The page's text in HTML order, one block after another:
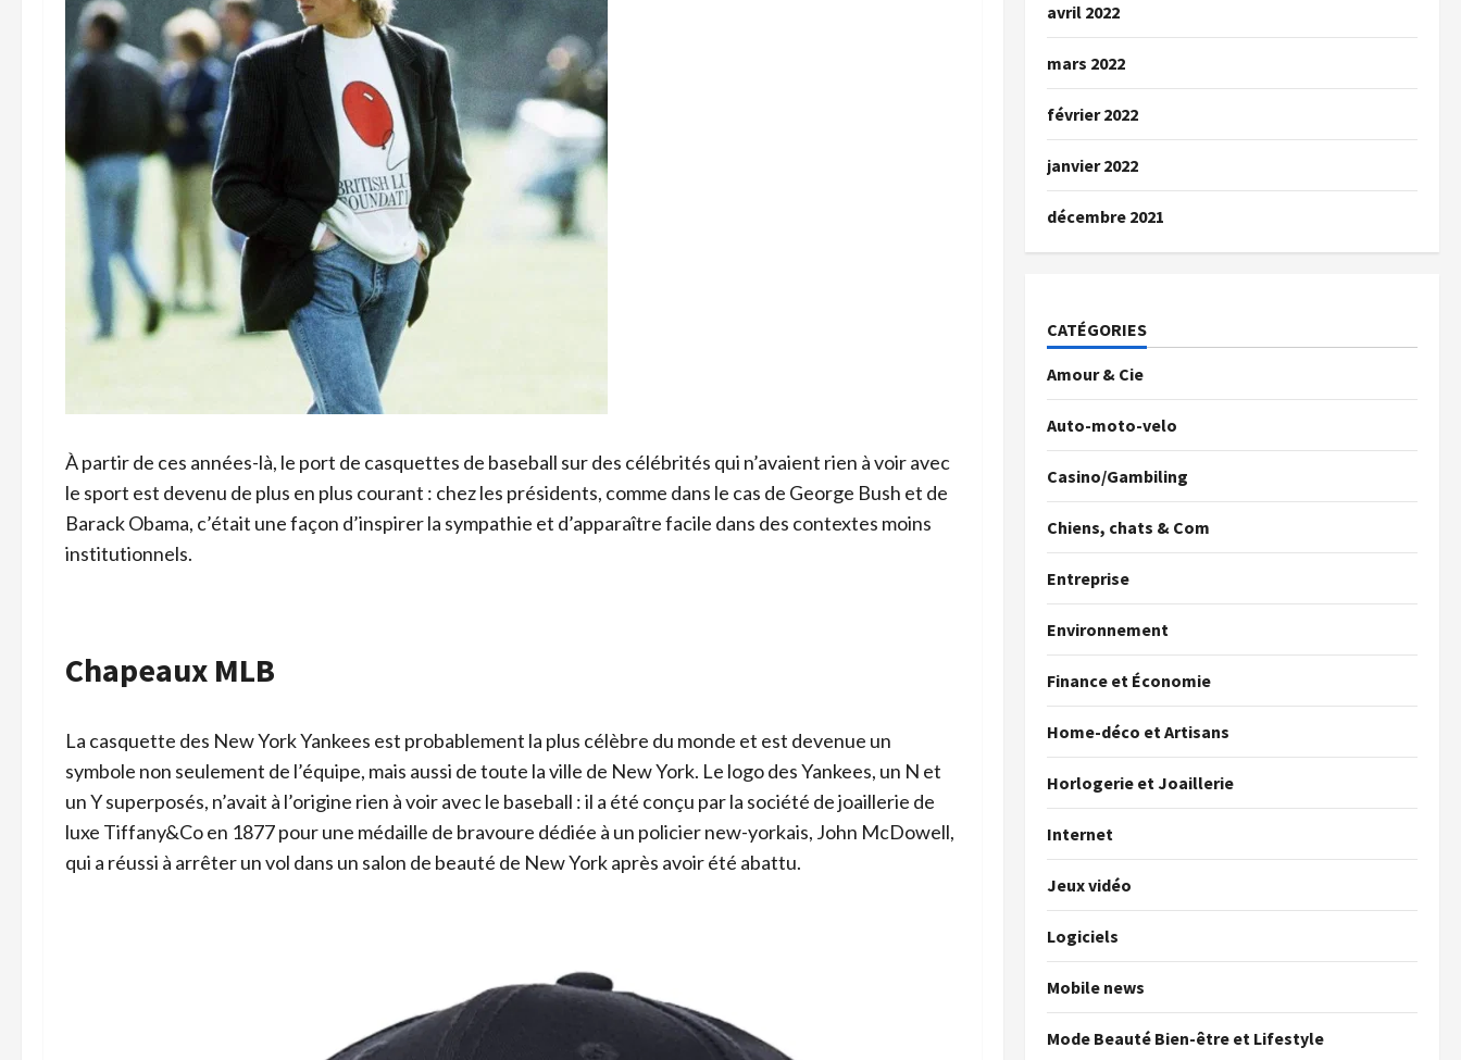
À partir de ces années-là, le port de casquettes de baseball sur des célébrités qui n’avaient rien à voir avec
le sport est devenu de plus en plus courant : chez les présidents, comme dans le cas de George Bush et de
Barack Obama, c’était une façon d’inspirer la sympathie et d’apparaître facile dans des contextes moins
institutionnels.
Chapeaux MLB
La casquette des New York Yankees est probablement la plus célèbre du monde et est devenue un
symbole non seulement de l’équipe, mais aussi de toute la ville de New York. Le logo des Yankees, un N et
un Y superposés, n’avait à l’origine rien à voir avec le baseball : il a été conçu par la société de joaillerie de
luxe Tiffany&Co en 1877 pour une médaille de bravoure dédiée à un policier new-yorkais, John McDowell,
qui a réussi à arrêter un vol dans un salon de beauté de New York après avoir été abattu.
avril 2022
mars 2022
février 2022
janvier 2022
décembre 2021
CATÉGORIES
Amour & Cie
Auto-moto-velo
Casino/Gambiling
Chiens, chats & Com
Entreprise
Environnement
Finance et Économie
Home-déco et Artisans
Horlogerie et Joaillerie
Internet
Jeux vidéo
Logiciels
Mobile news
Mode Beauté Bien-être et Lifestyle